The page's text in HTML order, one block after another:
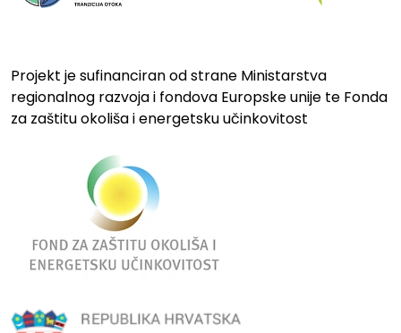
Projekt je sufinanciran od strane Ministarstva
regionalnog razvoja i fondova Europske unije te Fonda
za zaštitu okoliša i energetsku učinkovitost